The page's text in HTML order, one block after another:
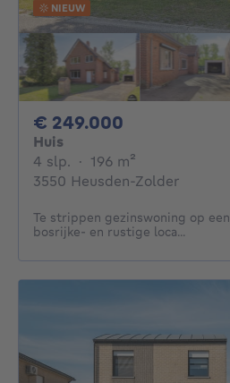
NIEUW
€ 249.000
Huis
4 slp. 4 slaapkamers
· 196 m²
3550 Heusden-Zolder
Te strippen gezinswoning op een
bosrijke- en rustige loca...